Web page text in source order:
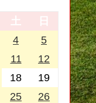
土
日
4
5
11
12
18
19
25
26